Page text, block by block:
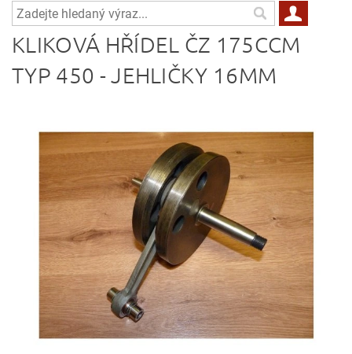
KLIKOVÁ HŘÍDEL ČZ 175CCM
TYP 450 - JEHLIČKY 16MM